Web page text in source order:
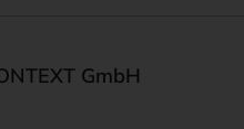
GmbH